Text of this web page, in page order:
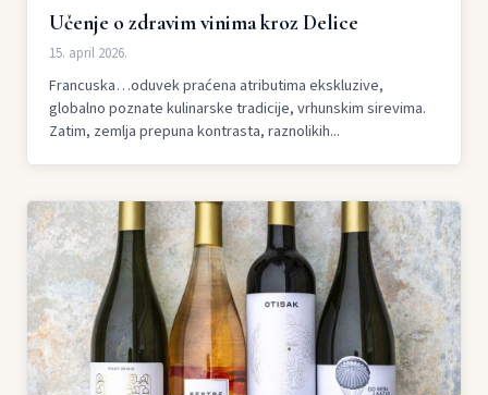
Učenje o zdravim vinima kroz Delice
15. april 2026.
Francuska…oduvek praćena atributima ekskluzive,
globalno poznate kulinarske tradicije, vrhunskim sirevima.
Zatim, zemlja prepuna kontrasta, raznolikih...